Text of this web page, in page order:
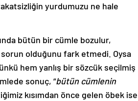
yurdumuzu ne hale
bütün bir cümle bozulur,
olduğunu fark etmedi. Oysa
hem yanlış bir sözcük seçilmiş
sonuç, “bütün cümlenin
kısımdan önce gelen öbek ise